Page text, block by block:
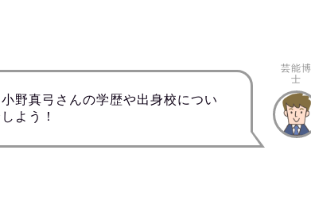
野真弓さんの学歴や出身校につい
よう！
芸能博
士